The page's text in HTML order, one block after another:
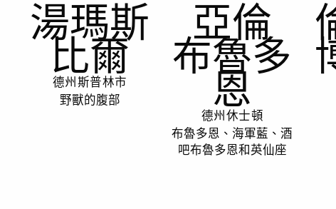
湯瑪斯
比爾
德州斯普林市
野獸的腹部
亞倫
布魯多
恩
德州休士頓
布魯多恩、海軍藍、酒
吧布魯多恩和英仙座